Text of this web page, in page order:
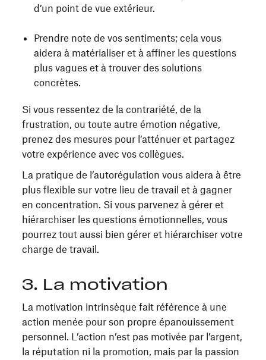
d’un point de vue extérieur.
Prendre note de vos sentiments; cela vous
aidera à matérialiser et à affiner les questions
plus vagues et à trouver des solutions
concrètes.
Si vous ressentez de la contrariété, de la
frustration, ou toute autre émotion négative,
prenez des mesures pour l’atténuer et partagez
votre expérience avec vos collègues.
La pratique de l’autorégulation vous aidera à être
plus flexible sur votre lieu de travail et à gagner
en concentration. Si vous parvenez à gérer et
hiérarchiser les questions émotionnelles, vous
pourrez tout aussi bien gérer et hiérarchiser votre
charge de travail.
3. La motivation
La motivation intrinsèque fait référence à une
action menée pour son propre épanouissement
personnel. L’action n’est pas motivée par l’argent,
la réputation ni la promotion, mais par la passion